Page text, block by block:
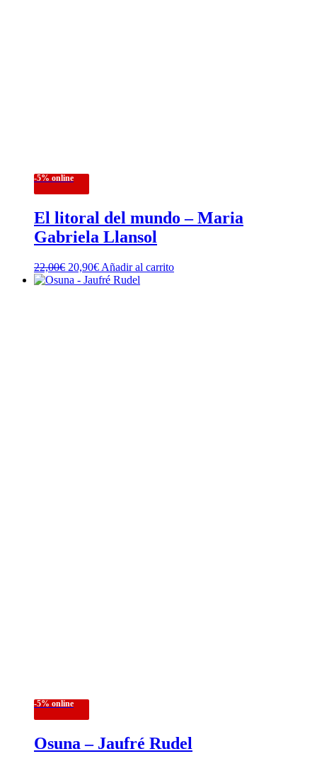
-5% online
El litoral del mundo – Maria
Gabriela Llansol
22,00€ El
precio
20,90€El
precio
Añadir al carrito
-5% online
Osuna – Jaufré Rudel